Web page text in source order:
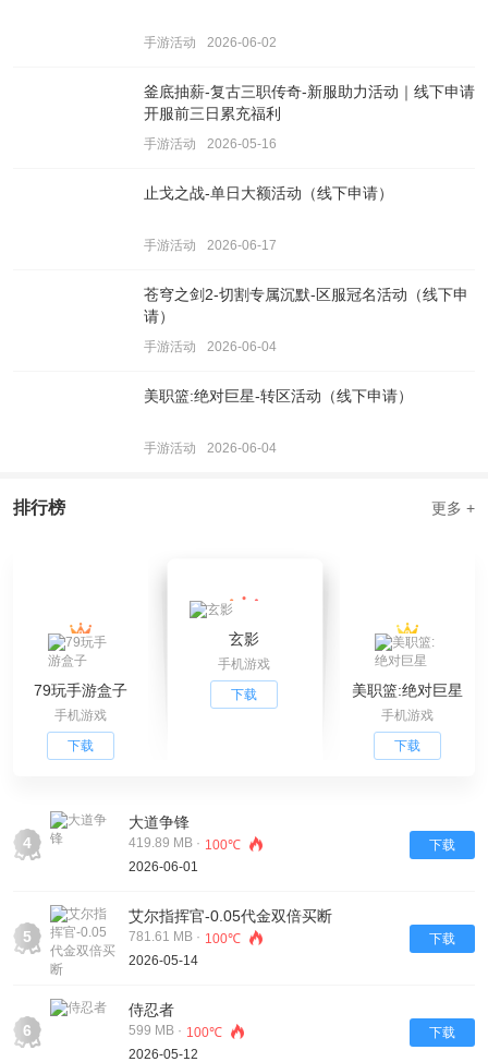
手游活动 2026-06-02
釜底抽薪-复古三职传奇-新服助力活动｜线下申请
开服前三日累充福利
手游活动 2026-05-16
止戈之战-单日大额活动（线下申请）
手游活动 2026-06-17
苍穹之剑2-切割专属沉默-区服冠名活动（线下申
请）
手游活动 2026-06-04
美职篮:绝对巨星-转区活动（线下申请）
手游活动 2026-06-04
排行榜 更多 +
79玩手游盒子
手机游戏
下载
玄影
手机游戏
下载
美职篮:绝对巨星
手机游戏
下载
4
大道争锋
419.89 MB · 100℃
2026-06-01
下载
5
艾尔指挥官-0.05代金双倍买断
781.61 MB · 100℃
2026-05-14
下载
6
侍忍者
599 MB · 100℃
2026-05-12
下载